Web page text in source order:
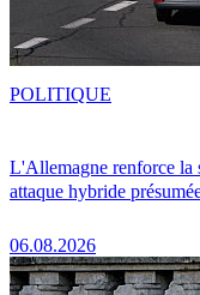
L'Allemagne renforce la
attaque hybride
06.08.2026
POLITIQUE